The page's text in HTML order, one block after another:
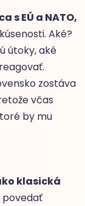
s EÚ a NATO,
Aké?
útoky, aké
zostáva
včas
by mu
klasická
povedať